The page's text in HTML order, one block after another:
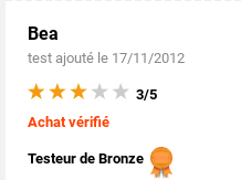
Bea
test ajouté le 17/11/2012
3/5
Achat vérifié
Testeur de Bronze